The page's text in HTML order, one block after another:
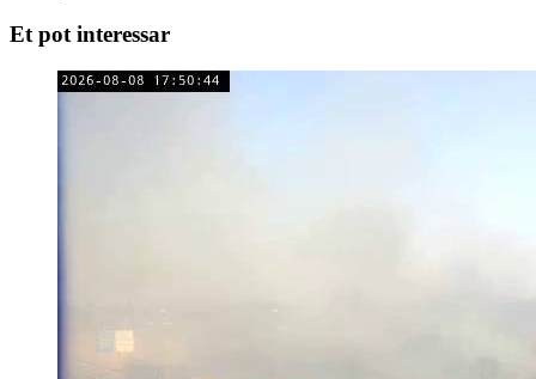
Et pot interessar